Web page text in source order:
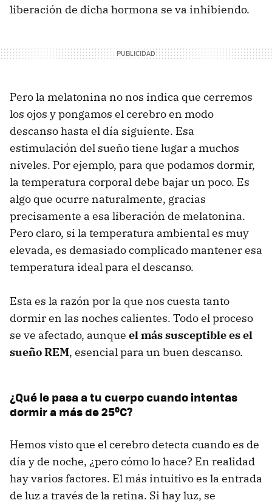
liberación de dicha hormona se va inhibiendo.
Pero la melatonina no nos indica que cerremos
los ojos y pongamos el cerebro en modo
descanso hasta el día siguiente. Esa
estimulación del sueño tiene lugar a muchos
niveles. Por ejemplo, para que podamos dormir,
la temperatura corporal debe bajar un poco. Es
algo que ocurre naturalmente, gracias
precisamente a esa liberación de melatonina.
Pero claro, si la temperatura ambiental es muy
elevada, es demasiado complicado mantener esa
temperatura ideal para el descanso.
Esta es la razón por la que nos cuesta tanto
dormir en las noches calientes. Todo el proceso
se ve afectado, aunque el más susceptible es el
sueño REM, esencial para un buen descanso.
¿Qué le pasa a tu cuerpo cuando intentas
dormir a más de 25ºC?
Hemos visto que el cerebro detecta cuando es de
día y de noche, ¿pero cómo lo hace? En realidad
hay varios factores. El más intuitivo es la entrada
de luz a través de la retina. Si hay luz, se